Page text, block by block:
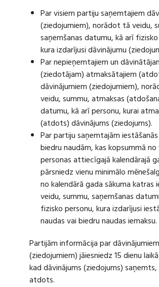
Par visiem partiju saņemtajiem
(ziedojumiem), norādot tā veidu,
saņemšanas datumu, kā arī
kura izdarījusi dāvinājumu
Par nepieņemtajiem un
(ziedotājam) atmaksātajiem
dāvinājumiem (ziedojumiem),
veidu, summu, atmaksas
datumu, kā arī personu, kurai
(atdots) dāvinājums (ziedojums).
Par partiju saņemtajām
biedru naudām, kas kopsummā no
personas attiecīgajā kalendārajā
pārsniedz vienu minimālo
no kalendārā gada sākuma katras
veidu, summu, saņemšanas
fizisko personu, kura izdarījusi
naudas vai biedru naudas iemaksu.
Partijām informācija par dāvinājumiem
(ziedojumiem) jāiesniedz 15 dienu
kad dāvinājums (ziedojums)
atdots.